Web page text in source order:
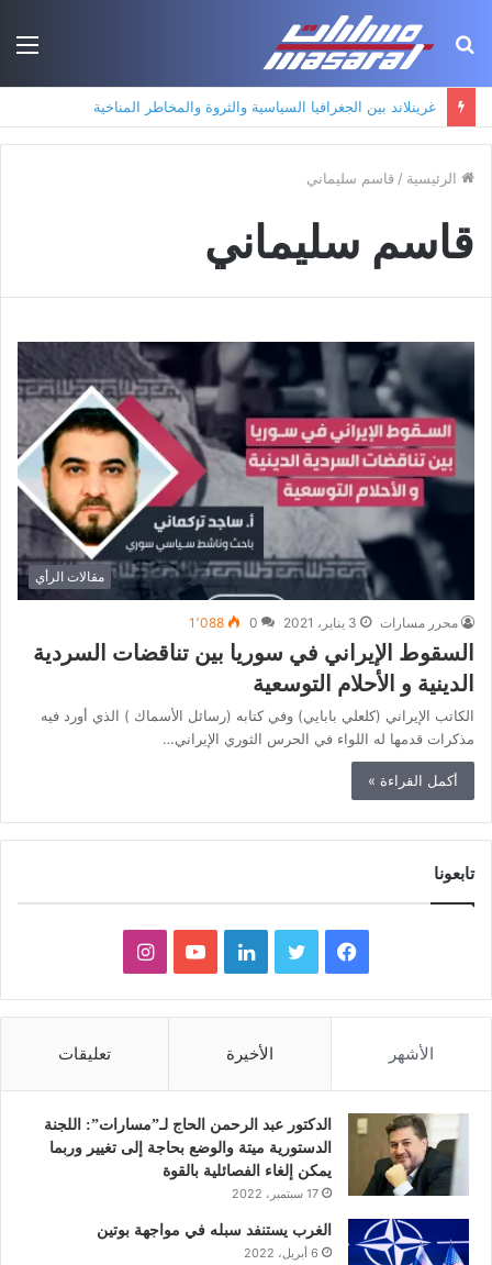
بحث
غرينلاند بين الجغرافيا السياسية والثروة والمخاطر المناخية
الرئيسية / قاسم سليماني
قاسم سليماني
مقالات الرأي
محرر مسارات 3 يناير، 2021 0 1٬088
السقوط الإيراني في سوريا بين تناقضات السردية
الدينية و الأحلام التوسعية
الكاتب الإيراني (كلعلي بابايي) وفي كتابه (رسائل الأسماك ) الذي أورد فيه
مذكرات قدمها له اللواء في الحرس الثوري الإيراني…
أكمل القراءة »
تابعونا
ي
و
ك
و
ر
ي
د
إ
و
و
ب
ن
ق
الأشهر الأخيرة تعليقات
الدكتور عبد الرحمن الحاج لـ”مسارات”: اللجنة
الدستورية ميتة والوضع بحاجة إلى تغيير وربما
يمكن إلغاء الفصائلية بالقوة
17 سبتمبر، 2022
الغرب يستنفد سبله في مواجهة بوتين
6 أبريل، 2022